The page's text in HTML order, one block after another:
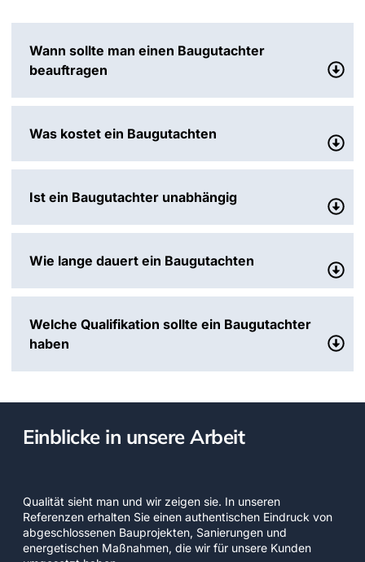
Wann sollte man einen Baugutachter
beauftragen
Was kostet ein Baugutachten
Ist ein Baugutachter unabhängig
Wie lange dauert ein Baugutachten
Welche Qualifikation sollte ein Baugutachter
haben
Einblicke in unsere Arbeit
Qualität sieht man und wir zeigen sie. In unseren
Referenzen erhalten Sie einen authentischen Eindruck von
abgeschlossenen Bauprojekten, Sanierungen und
energetischen Maßnahmen, die wir für unsere Kunden